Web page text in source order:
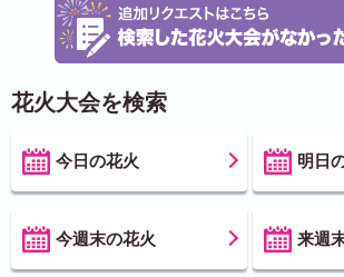
花火大会を検索
今日の花火 明日
今週末の花火 来週